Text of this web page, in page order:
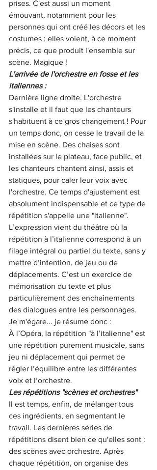
prises. C'est aussi un moment
émouvant, notamment pour les
personnes qui ont créé les décors et les
costumes ; elles voient, à ce moment
précis, ce que produit l'ensemble sur
scène. Magique !
L'arrivée de l'orchestre en fosse et les
italiennes :
Dernière ligne droite. L'orchestre
s'installe et il faut que les chanteurs
s'habituent à ce gros changement ! Pour
un temps donc, on cesse le travail de la
mise en scène. Des chaises sont
installées sur le plateau, face public, et
les chanteurs chantent ainsi, assis et
statiques, pour caler leur voix avec
l'orchestre. Ce temps d'ajustement est
absolument indispensable et ce type de
répétition s'appelle une "italienne".
L’expression vient du théâtre où la
répétition à l’italienne correspond à un
filage intégral ou partiel du texte, sans y
mettre d’intention, de jeu ou de
déplacements. C’est un exercice de
mémorisation du texte et plus
particulièrement des enchaînements
des dialogues entre les personnages.
Je m'égare... je résume donc :
À l’Opéra, la répétition "à l’italienne" est
une répétition purement musicale, sans
jeu ni déplacement qui permet de
régler l’équilibre entre les différentes
voix et l’orchestre.
Les répétitions "scènes et orchestres"
Il est temps, enfin, de mélanger tous
ces ingrédients, en segmentant le
travail. Les dernières séries de
répétitions disent bien ce qu'elles sont :
des scènes avec orchestre. Après
chaque répétition, on organise des